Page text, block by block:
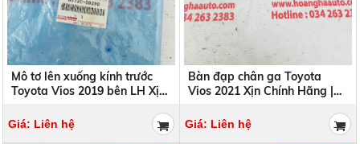
Mô tơ lên xuống kính trước
Toyota Vios 2019 bên LH Xịn
857200D290
Giá: Liên hệ
Bàn đạp chân ga Toyota
Vios 2021 Xịn Chính Hãng |
Giá: Liên hệ